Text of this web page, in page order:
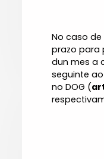
No caso
prazo para
dun mes a
seguinte
no DOG (